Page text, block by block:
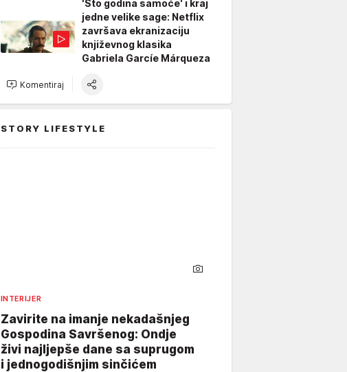
'Sto godina samoće' i kraj
jedne velike sage: Netflix
završava ekranizaciju
književnog klasika
Gabriela Garcíe Márqueza
Komentiraj
STORY LIFESTYLE
INTERIJER
Zavirite na imanje nekadašnjeg
Gospodina Savršenog: Ondje
živi najljepše dane sa suprugom
i jednogodišnjim sinčićem